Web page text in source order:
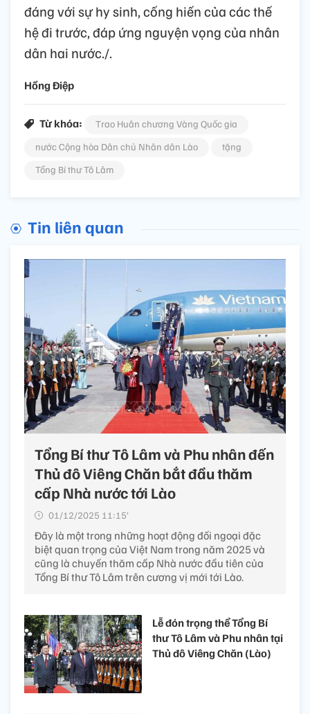
đáng với sự hy sinh, cống hiến của các thế
hệ đi trước, đáp ứng nguyện vọng của nhân
dân hai nước./.
Hồng Điệp
Từ khóa:
Trao Huân chương Vàng Quốc gia
nước Cộng hòa Dân chủ Nhân dân Lào
tặng
Tổng Bí thư Tô Lâm
Tin liên quan
Tổng Bí thư Tô Lâm và Phu nhân đến
Thủ đô Viêng Chăn bắt đầu thăm
cấp Nhà nước tới Lào
01/12/2025 11:15’
Đây là một trong những hoạt động đối ngoại đặc
biệt quan trọng của Việt Nam trong năm 2025 và
cũng là chuyến thăm cấp Nhà nước đầu tiên của
Tổng Bí thư Tô Lâm trên cương vị mới tới Lào.
Lễ đón trọng thể Tổng Bí
thư Tô Lâm và Phu nhân tại
Thủ đô Viêng Chăn (Lào)